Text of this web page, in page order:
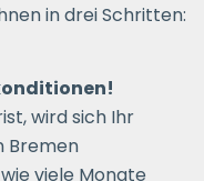
in drei Schritten:
wird sich Ihr
Bremen
viele Monate